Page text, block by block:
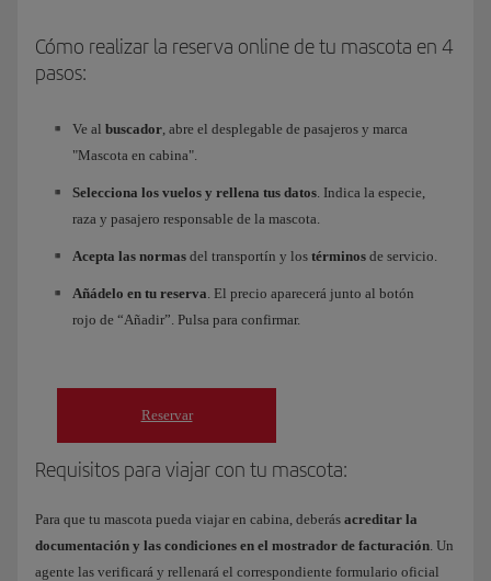
Cómo realizar la reserva online de tu mascota en 4
pasos:
Ve al buscador , abre el desplegable de pasajeros y marca
"Mascota en cabina".
Selecciona los vuelos y rellena tus datos . Indica la especie,
raza y pasajero responsable de la mascota.
Acepta las normas del transportín y los términos de servicio.
Añádelo en tu reserva . El precio aparecerá junto al botón
rojo de “Añadir”. Pulsa para confirmar.
Reservar
Requisitos para viajar con tu mascota:
Para que tu mascota pueda viajar en cabina, deberás acreditar la
documentación y las condiciones en el mostrador de facturación . Un
agente las verificará y rellenará el correspondiente formulario oficial